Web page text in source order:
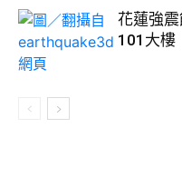
花蓮強
101大樓